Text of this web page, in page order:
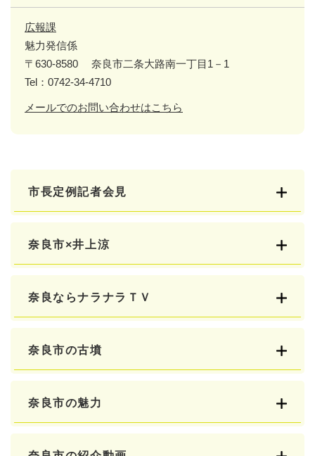
広報課
魅力発信係
〒630-8580
奈良市二条大路南一丁目1－1
Tel：0742-34-4710
メールでのお問い合わせはこちら
市長定例記者会見
奈良市×井上涼
奈良ならナラナラＴＶ
奈良市の古墳
奈良市の魅力